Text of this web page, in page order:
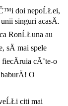
doi nepoĹŁei,
singuri acasÄ.
RonĹŁuna au
sÄ mai spele
fiecÄruia cĂ˘te-o
O
citi mai